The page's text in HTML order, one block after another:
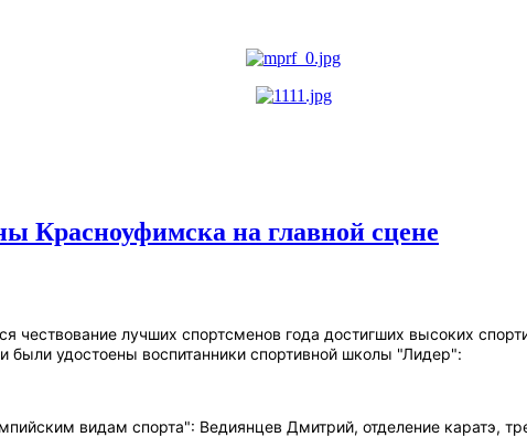
Красноуфимска на главной сцене
лучших спортсменов года достигших высоких
удостоены воспитанники спортивной школы "Лидер":
видам спорта": Ведиянцев Дмитрий, отделение каратэ,